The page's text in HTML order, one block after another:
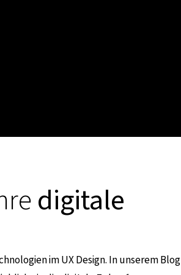
digitale
im UX Design. In unserem Blog